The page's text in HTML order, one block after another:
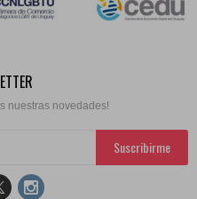
nuestras novedades!
Suscribirme
